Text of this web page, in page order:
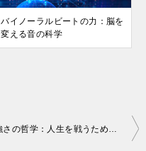
バイノーラルビートの力：脳を
変える音の科学